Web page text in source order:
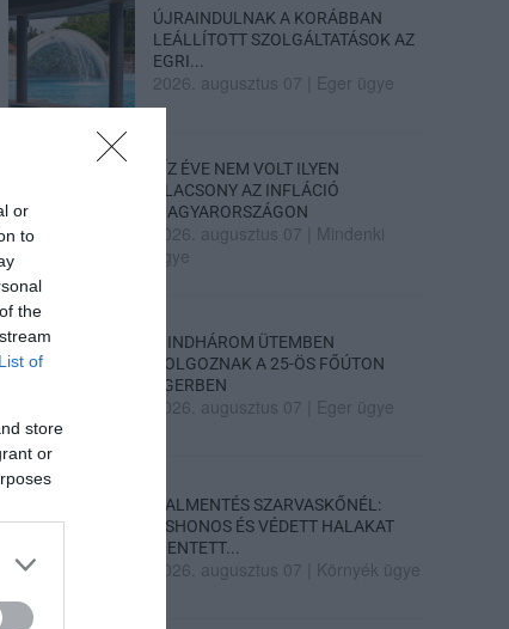
or
to
the
of
store
or
ÚJRAINDULNAK A KORÁBBAN
LEÁLLÍTOTT SZOLGÁLTATÁSOK AZ
EGRI...
2026. augusztus 07 Eger ügye
TÍZ ÉVE NEM VOLT ILYEN
ALACSONY AZ INFLÁCIÓ
MAGYARORSZÁGON
2026. augusztus 07
Mindenki
ügye
MINDHÁROM ÜTEMBEN
DOLGOZNAK A 25-ÖS FŐÚTON
EGERBEN
2026. augusztus 07 Eger ügye
HALMENTÉS SZARVASKŐNÉL:
ŐSHONOS ÉS VÉDETT HALAKAT
MENTETT...
2026. augusztus 07 Környék ügye